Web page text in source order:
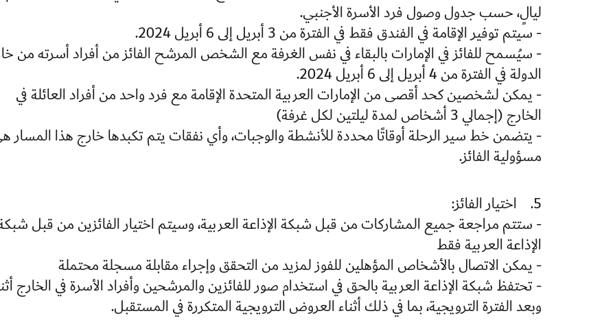
ليالٍ، حسب جدول وصول فرد الأسرة الأجنبي.
- سيتم توفير الإقامة في الفندق فقط في الفترة من 3 أبريل إلى 6 أبريل 2024.
- سيُسمح للفائز في الإمارات بالبقاء في نفس الغرفة مع الشخص المرشح الفائز من أفراد أسرته من
الدولة في الفترة من 4 أبريل إلى 6 أبريل 2024.
- يمكن لشخصين كحد أقصى من الإمارات العربية المتحدة الإقامة مع فرد واحد من أفراد العائلة في
الخارج (إجمالي 3 أشخاص لمدة ليلتين لكل غرفة)
- يتضمن خط سير الرحلة أوقاتًا محددة للأنشطة والوجبات، وأي نفقات يتم تكبدها خارج هذا المسار
مسؤولية الفائز.
5. اختيار الفائز:
- ستتم مراجعة جميع المشاركات من قبل شبكة الإذاعة العربية، وسيتم اختيار الفائزين من قبل
الإذاعة العربية فقط
- يمكن الاتصال بالأشخاص المؤهلين للفوز لمزيد من التحقق وإجراء مقابلة مسجلة محتملة
- تحتفظ شبكة الإذاعة العربية بالحق في استخدام صور للفائزين والمرشحين وأفراد الأسرة في الخارج
وبعد الفترة الترويجية، بما في ذلك أثناء العروض الترويجية المتكررة في المستقبل.